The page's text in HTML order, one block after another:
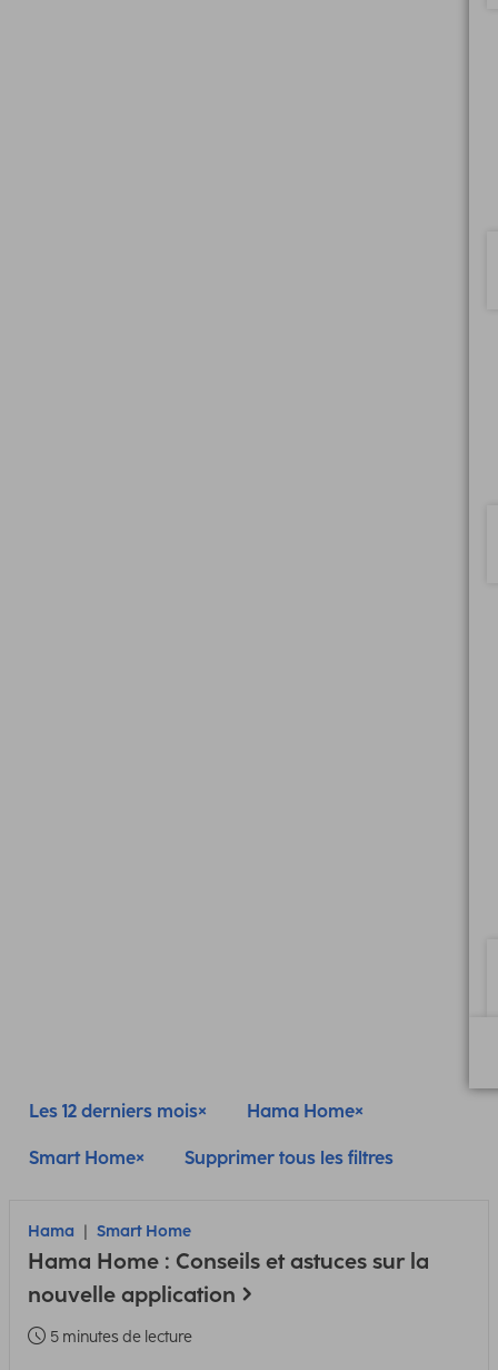
Les 12 derniers mois Hama Home
Smart Home Supprimer tous les filtres
Hama Smart Home
Hama Home : Conseils et astuces sur la
nouvelle application
5 minutes de lecture